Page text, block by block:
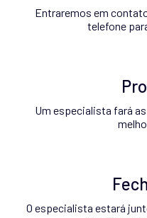
Entraremos em
telefone
Um especialista fará
O especialista estará